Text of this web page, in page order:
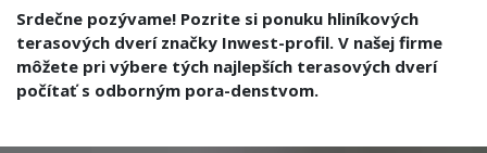
Srdečne pozývame! Pozrite si ponuku hliníkových
terasových dverí značky Inwest-profil. V našej firme
môžete pri výbere tých najlepších terasových dverí
počítať s odborným pora-denstvom.